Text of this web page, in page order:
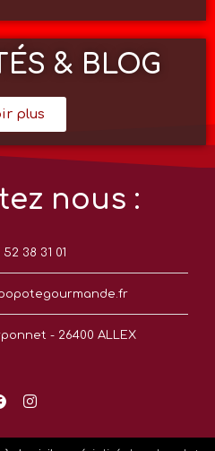
& BLOG
plus
nous :
52 38 31 01
- 26400 ALLEX